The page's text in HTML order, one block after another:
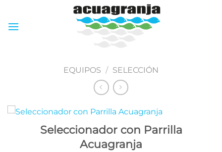
content
EQUIPOS / SELECCIÓN
Seleccionador con Parrilla
Acuagranja